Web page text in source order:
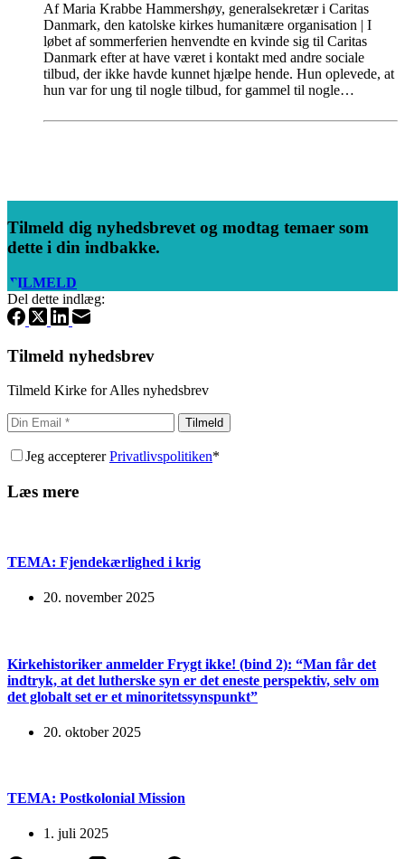
Af Maria Krabbe Hammershøy, generalsekretær i Caritas
Danmark, den katolske kirkes humanitære organisation | I
løbet af sommerferien henvendte en kvinde sig til Caritas
Danmark efter at have været i kontakt med andre sociale
tilbud, der ikke havde kunnet hjælpe hende. Hun oplevede, at
hun var for ung til nogle tilbud, for gammel til nogle…
Tilmeld dig nyhedsbrevet og modtag temaer som
dette i din indbakke.
TILMELD
Del dette indlæg:
Tilmeld nyhedsbrev
Tilmeld Kirke for Alles nyhedsbrev
Tilmeld
Jeg acceptererPrivatlivspolitiken*
Læs mere
TEMA: Fjendekærlighed i krig
20. november 2025
Kirkehistoriker anmelder Frygt ikke! (bind 2): “Man får det
indtryk, at det lutherske syn er det eneste perspektiv, selv om
det globalt set er et minoritetssynspunkt”
20. oktober 2025
TEMA: Postkolonial Mission
1. juli 2025